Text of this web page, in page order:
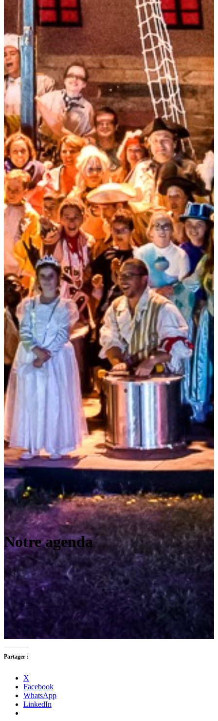
Notre agenda
Partager :
X
Facebook
WhatsApp
LinkedIn